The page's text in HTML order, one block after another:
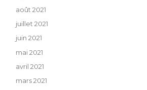
août 2021
juillet 2021
juin 2021
mai 2021
avril 2021
mars 2021